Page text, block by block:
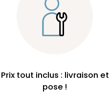
Prix tout inclus : livraison et
pose !